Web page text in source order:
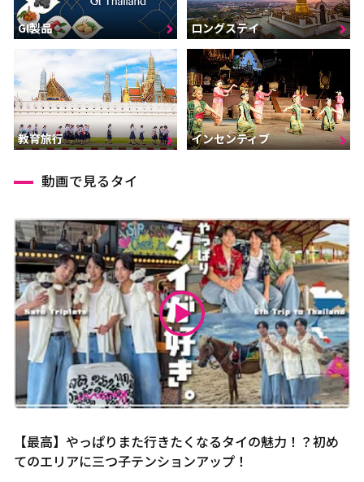
GI製品 ロングステイ
教育旅行 インセンティブ
動画で見るタイ
【最高】やっぱりまた行きたくなるタイの魅力！？初め
てのエリアに三つ子テンションアップ！